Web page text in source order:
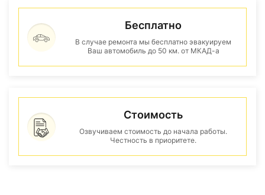
Бесплатно
В случае ремонта мы бесплатно эвакуируем
Ваш автомобиль до 50 км. от МКАД-а
Стоимость
Озвучиваем стоимость до начала работы.
Честность в приоритете.